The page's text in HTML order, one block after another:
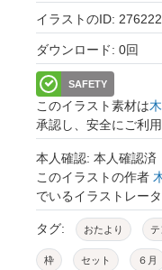
イラストのID:
ダウンロード: 0回
SAFETY
このイラスト素材は
承認し、安全にご利
本人確認: 本人確認済
このイラストの作者
でいるイラストレータ
タグ: おたより テ
枠 セット ６月